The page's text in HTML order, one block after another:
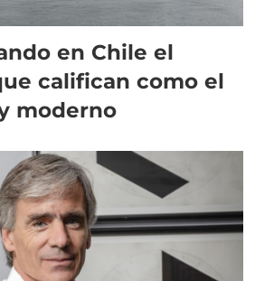
en Chile el
califican como el
moderno